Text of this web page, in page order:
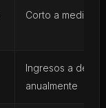
Corto a medio
Ingresos a
anualmente